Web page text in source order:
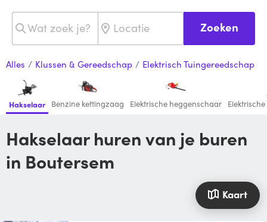
Zoeken
Alles / Klussen & Gereedschap / Elektrisch Tuingereedschap
Hakselaar Benzine kettingzaag Elektrische heggenschaar
Hakselaar huren van je buren
in Boutersem
Kaart